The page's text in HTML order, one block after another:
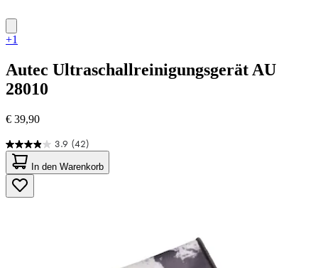
+1
Autec Ultraschallreinigungsgerät AU
28010
€ 39,90
3.9 (42)
3.9
von
5
Sternen.
42
In den Warenkorb